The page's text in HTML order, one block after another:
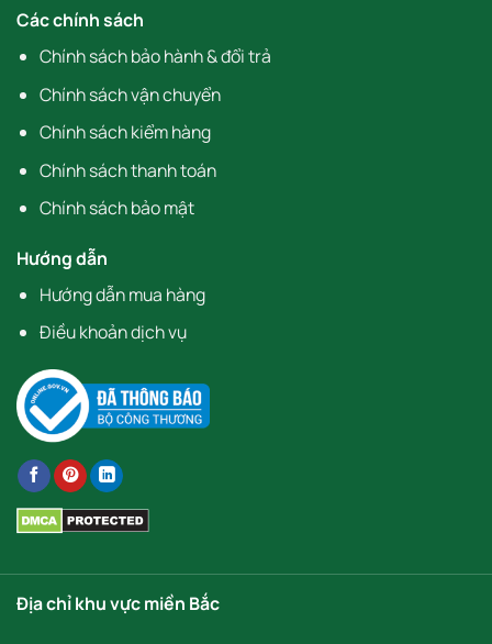
Các chính sách
Chính sách bảo hành & đổi trả
Chính sách vận chuyển
Chính sách kiểm hàng
Chính sách thanh toán
Chính sách bảo mật
Hướng dẫn
Hướng dẫn mua hàng
Điều khoản dịch vụ
Địa chỉ khu vực miền Bắc